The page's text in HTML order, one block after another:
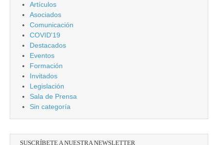
Artículos
Asociados
Comunicación
COVID'19
Destacados
Eventos
Formación
Invitados
Legislación
Sala de Prensa
Sin categoría
SUSCRÍBETE A NUESTRA NEWSLETTER